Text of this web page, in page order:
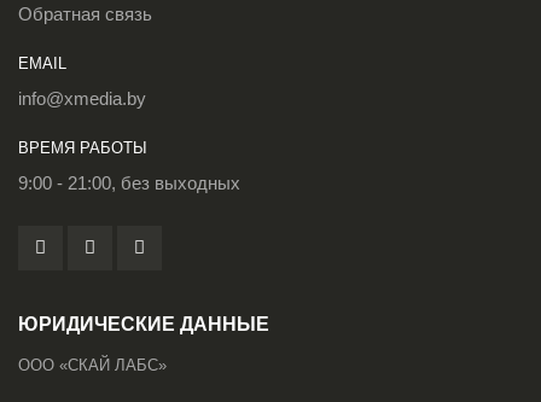
Обратная связь
EMAIL
info@xmedia.by
ВРЕМЯ РАБОТЫ
9:00 - 21:00, без выходных
ЮРИДИЧЕСКИЕ ДАННЫЕ
ООО «СКАЙ ЛАБС»